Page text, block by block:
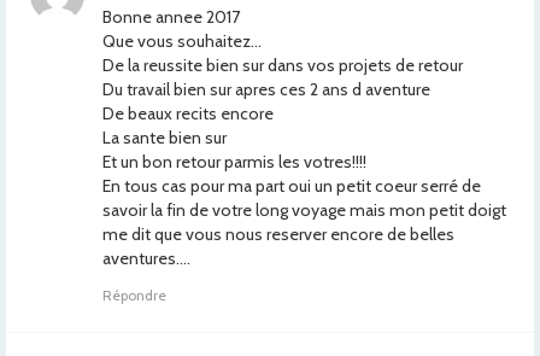
Bonne annee 2017
Que vous souhaitez…
De la reussite bien sur dans vos projets de retour
Du travail bien sur apres ces 2 ans d aventure
De beaux recits encore
La sante bien sur
Et un bon retour parmis les votres!!!!
En tous cas pour ma part oui un petit coeur serré de
savoir la fin de votre long voyage mais mon petit doigt
me dit que vous nous reserver encore de belles
aventures….
Répondre